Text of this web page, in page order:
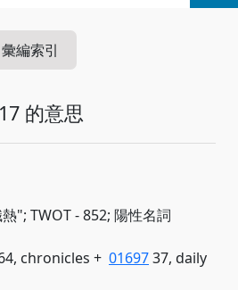
彙編索引
的意思
"; TWOT - 852; 陽性名詞
chronicles + 0169737, daily